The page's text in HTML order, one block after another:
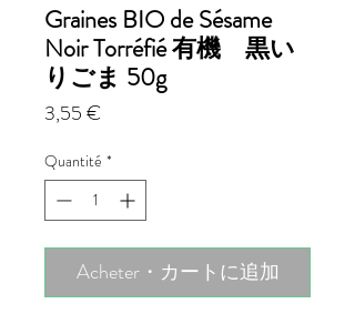
Graines BIO de Sésame
Noir Torréfié 有機 黒い
りごま 50g
3,55 €Prix
Quantité *
Acheter・カートに追加